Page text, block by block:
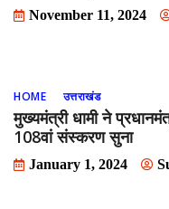
November 11, 2024
HOME उत्तराखंड
मुख्यमंत्री धामी ने
108वां संस्करण सुना
January 1, 2024